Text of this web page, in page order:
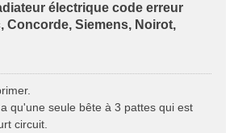
électrique code erreur
Concorde, Siemens, Noirot,
qu'une seule bête à 3 pattes qui est
circuit.